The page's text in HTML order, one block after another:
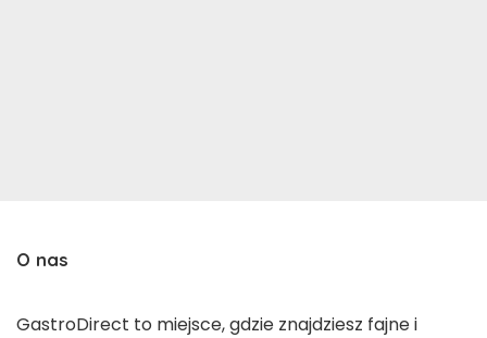
O nas
GastroDirect to miejsce, gdzie znajdziesz fajne i